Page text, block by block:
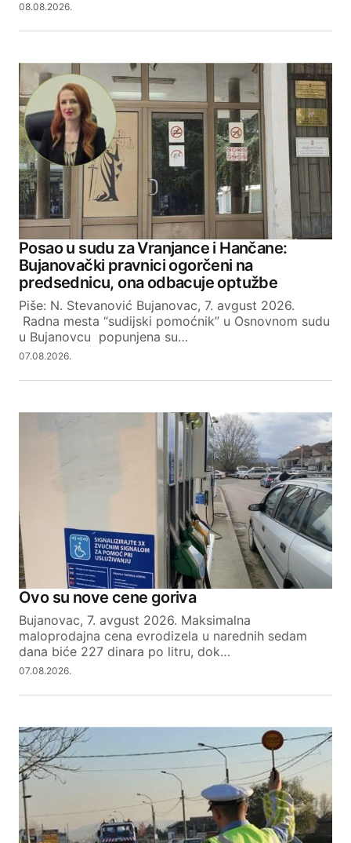
08.08.2026.
Posao u sudu za Vranjance i Hančane:
Bujanovački pravnici ogorčeni na
predsednicu, ona odbacuje optužbe
Piše: N. Stevanović Bujanovac, 7. avgust 2026.
Radna mesta “sudijski pomoćnik” u Osnovnom sudu
u Bujanovcu popunjena su…
07.08.2026.
Ovo su nove cene goriva
Bujanovac, 7. avgust 2026. Maksimalna
maloprodajna cena evrodizela u narednih sedam
dana biće 227 dinara po litru, dok…
07.08.2026.